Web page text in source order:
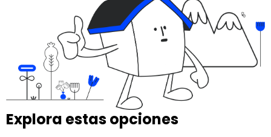
Explora estas opciones